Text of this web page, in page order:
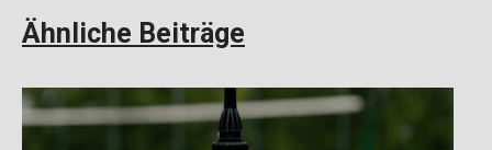
Ähnliche Beiträge